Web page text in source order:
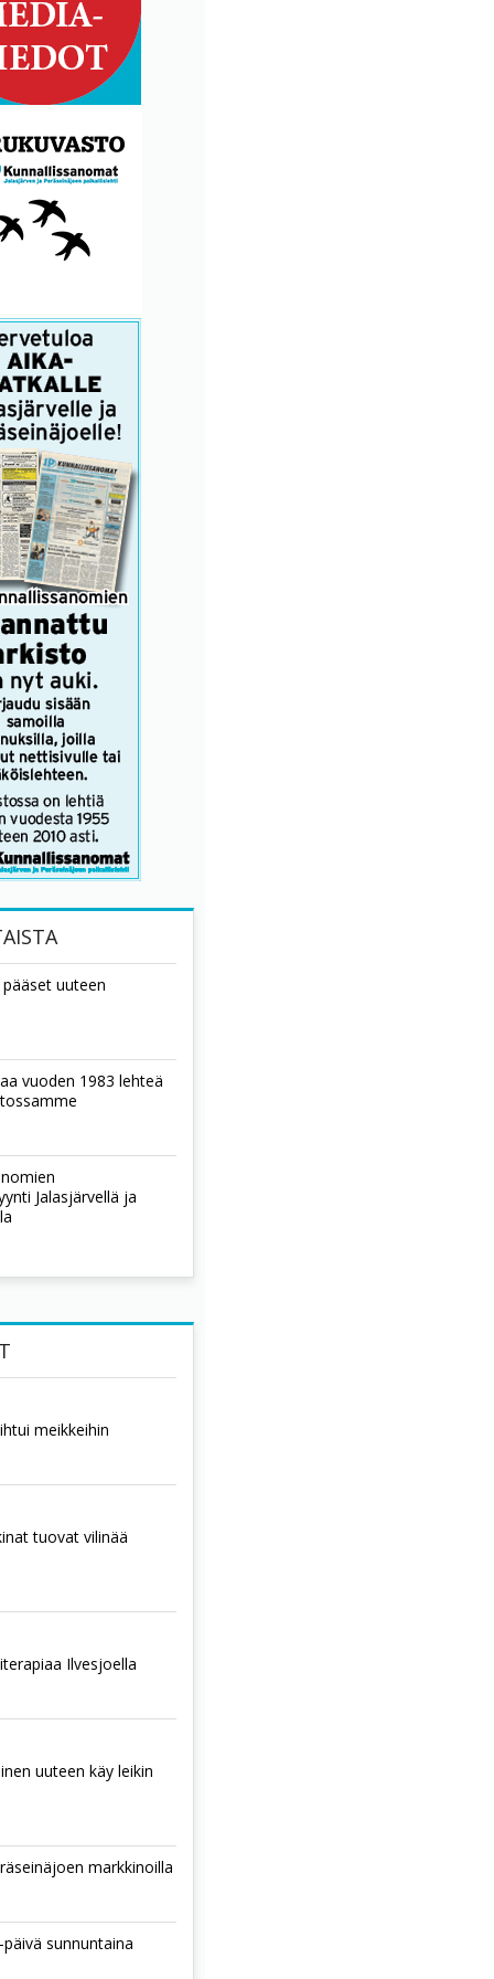
uuteen
vuoden 1983 lehteä
Jalasjärvellä ja
meikkeihin
tuovat vilinää
Ilvesjoella
uuteen käy leikin
markkinoilla
sunnuntaina